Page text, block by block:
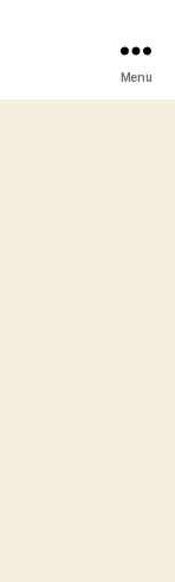
Menu